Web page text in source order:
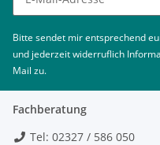
Bitte sendet mir entsprechend
und jederzeit widerruflich
Mail zu.
Fachberatung
Tel: 02327 / 586 050